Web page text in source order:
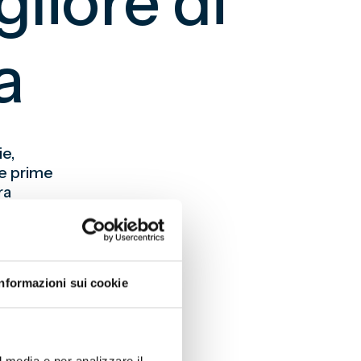
sui cookie
prime
con
del